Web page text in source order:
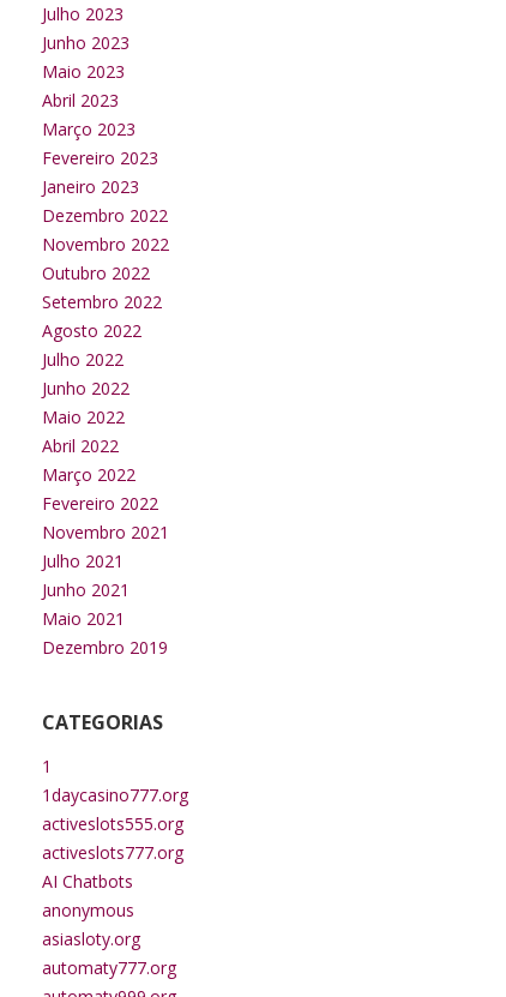
Julho 2023
Junho 2023
Maio 2023
Abril 2023
Março 2023
Fevereiro 2023
Janeiro 2023
Dezembro 2022
Novembro 2022
Outubro 2022
Setembro 2022
Agosto 2022
Julho 2022
Junho 2022
Maio 2022
Abril 2022
Março 2022
Fevereiro 2022
Novembro 2021
Julho 2021
Junho 2021
Maio 2021
Dezembro 2019
CATEGORIAS
1
1daycasino777.org
activeslots555.org
activeslots777.org
AI Chatbots
anonymous
asiasloty.org
automaty777.org